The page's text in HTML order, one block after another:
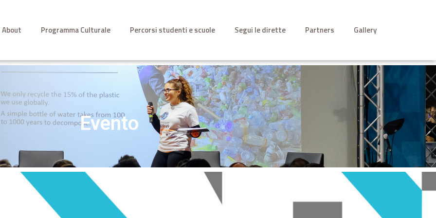
About Programma Culturale Percorsi studenti e scuole Segui le dirette Partners Gallery
Evento